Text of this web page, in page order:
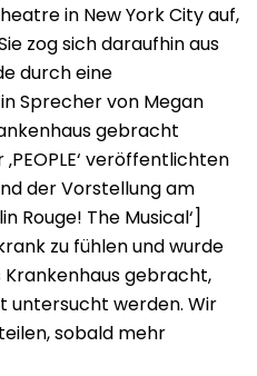
in New York City auf,
zog sich daraufhin aus
durch eine
Sprecher von Megan
gebracht
veröffentlichten
der Vorstellung am
Rouge! The Musical‘]
zu fühlen und wurde
gebracht,
untersucht werden. Wir
sobald mehr